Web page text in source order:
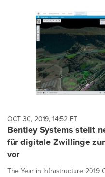
OCT 30, 2019, 14:52 ET
Bentley Systems stellt
für digitale Zwillinge
vor
The Year in Infrastructure 2019